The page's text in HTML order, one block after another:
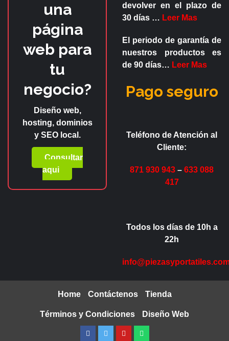
una
página
web para
tu
negocio?
Diseño web,
hosting, dominios
y SEO local.
Consultar
aqui
devolver en el plazo de
30 días … Leer Mas
El periodo de garantía de
nuestros productos es
de 90 días… Leer Mas
Pago seguro
Teléfono de Atención al
Cliente:
871 930 943 – 633 088
417
Todos los días de 10h a
22h
Home Contáctenos Tienda
Términos y Condiciones Diseño Web
Facebook
TwitterYoutubeWhatsapp